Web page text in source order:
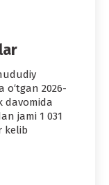
o‘tgan 2026-
davomida
jami 1 031
kelib